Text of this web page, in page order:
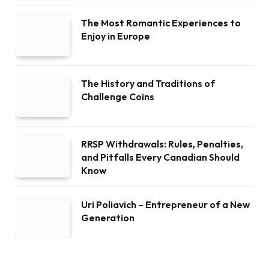
The Most Romantic Experiences to
Enjoy in Europe
The History and Traditions of
Challenge Coins
RRSP Withdrawals: Rules, Penalties,
and Pitfalls Every Canadian Should
Know
Uri Poliavich – Entrepreneur of a New
Generation